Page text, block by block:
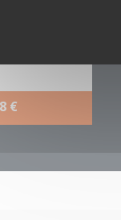
idéale
insectes
€